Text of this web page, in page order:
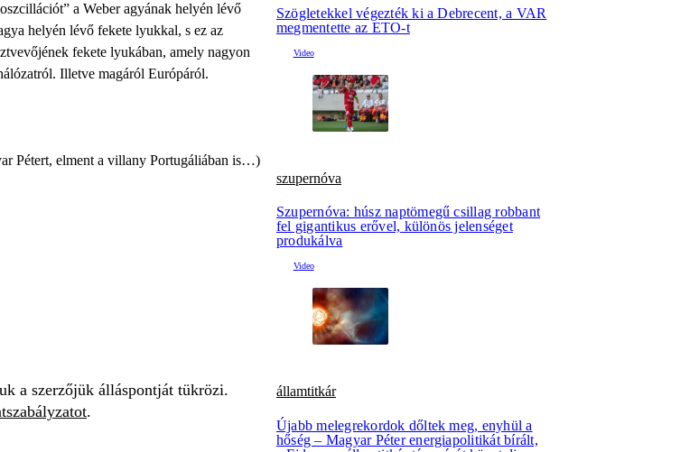
a Weber agyának helyén lévő
helyén lévő fekete lyukkal, s ez az
fekete lyukában, amely nagyon
Illetve magáról Európáról.
Pétert, elment a villany Portugáliában is…)
a szerzőjük álláspontját tükrözi.
.
Szögletekkel végezték ki a Debrecent, a VAR
megmentette az ETO-t
szupernóva
Szupernóva: húsz naptömegű csillag robbant
fel gigantikus erővel, különös jelenséget
produkálva
államtitkár
Újabb melegrekordok dőltek meg, enyhül a
hőség – Magyar Péter energiapolitikát bírált,